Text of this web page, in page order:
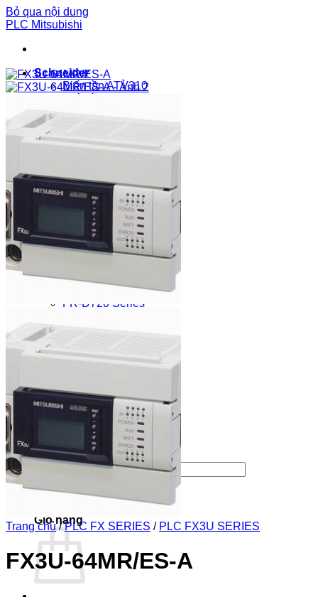
Bỏ qua nội dung
PLC Mitsubishi
Schneider
Biến tần ATV310
Biến tần ATV212
Biến tần ATV312
Biến tần ATV320
Biến tần ATV630
Biến tần ATV680
Biến tần ATV980
Biến tần ATV950
Biến tần ATV930
Biến tần ATV71
FR-A720 Series
FR-A740 Series
FR-D720 Series
PLC FX SERIES
PLC FX2N SERIES
PLC FX3G SERIES
PLC FX3U SERIES
SERVO AMPLIFIER
SERVO MR-J2S
SERVO MR-J4
Kinh nghiệm
Tìm kiếm:
Giỏ hàng
Trang chủ / PLC FX SERIES / PLC FX3U SERIES
FX3U-64MR/ES-A